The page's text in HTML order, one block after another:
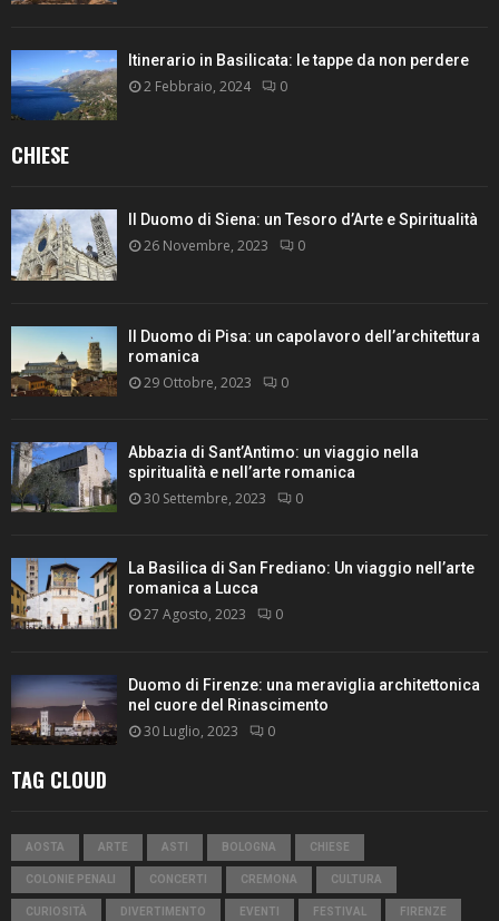
Itinerario in Basilicata: le tappe da non perdere
2 Febbraio, 2024 0
CHIESE
Il Duomo di Siena: un Tesoro d’Arte e Spiritualità
26 Novembre, 2023 0
Il Duomo di Pisa: un capolavoro dell’architettura
romanica
29 Ottobre, 2023 0
Abbazia di Sant’Antimo: un viaggio nella
spiritualità e nell’arte romanica
30 Settembre, 2023 0
La Basilica di San Frediano: Un viaggio nell’arte
romanica a Lucca
27 Agosto, 2023 0
Duomo di Firenze: una meraviglia architettonica
nel cuore del Rinascimento
30 Luglio, 2023 0
TAG CLOUD
AOSTA ARTE ASTI BOLOGNA CHIESE
COLONIE PENALI CONCERTI CREMONA CULTURA
CURIOSITÀ DIVERTIMENTO EVENTI FESTIVAL FIRENZE